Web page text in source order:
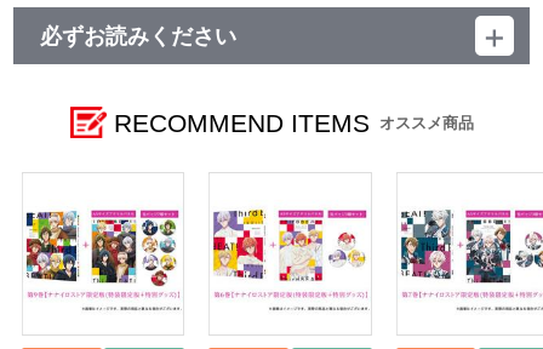
必ずお読みください
販売元 (株)バンダイナムコフィルムワークス
©BNOI/アイナナ製作委員会
RECOMMEND ITEMS オススメ商品